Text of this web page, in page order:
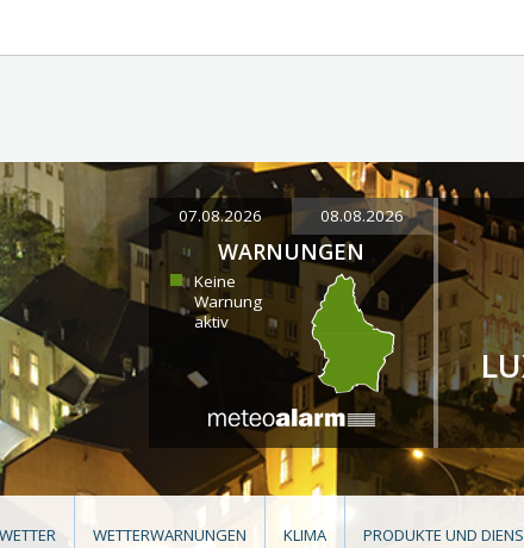
07.08.2026 08.08.2026
WARNUNGEN
Keine
Warnung
aktiv
WETTERWARNUNGEN KLIMA PRODUKTE UND